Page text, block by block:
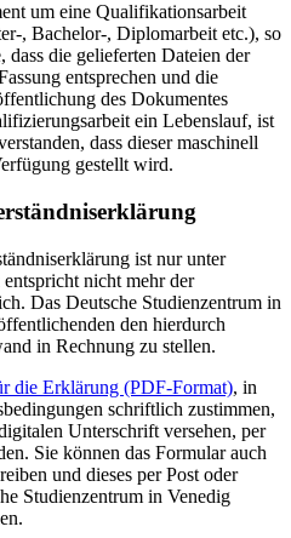
um eine Qualifikationsarbeit
, Bachelor-, Diplomarbeit etc.), so
die gelieferten Dateien der
entsprechen und die
des Dokumentes
ein Lebenslauf, ist
dass dieser maschinell
gestellt wird.
ist nur unter
nicht mehr der
Das Deutsche Studienzentrum in
den hierdurch
in Rechnung zu stellen.
die Erklärung (PDF-Format), in
schriftlich zustimmen,
Unterschrift versehen, per
Sie können das Formular auch
und dieses per Post oder
Studienzentrum in Venedig